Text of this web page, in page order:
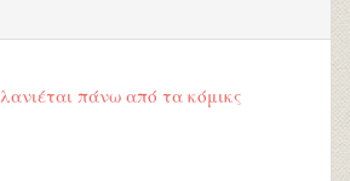
πάνω από τα κόμικς